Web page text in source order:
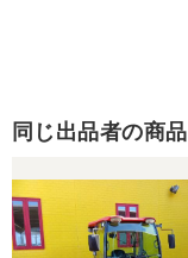
同じ出品者の商品